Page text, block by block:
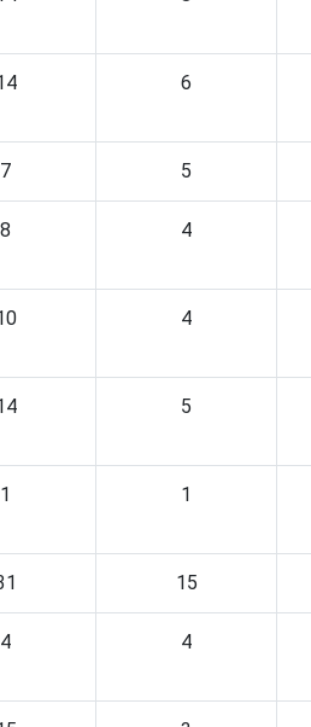
6
7 5
8 4
4
5
1 1
15
4 4